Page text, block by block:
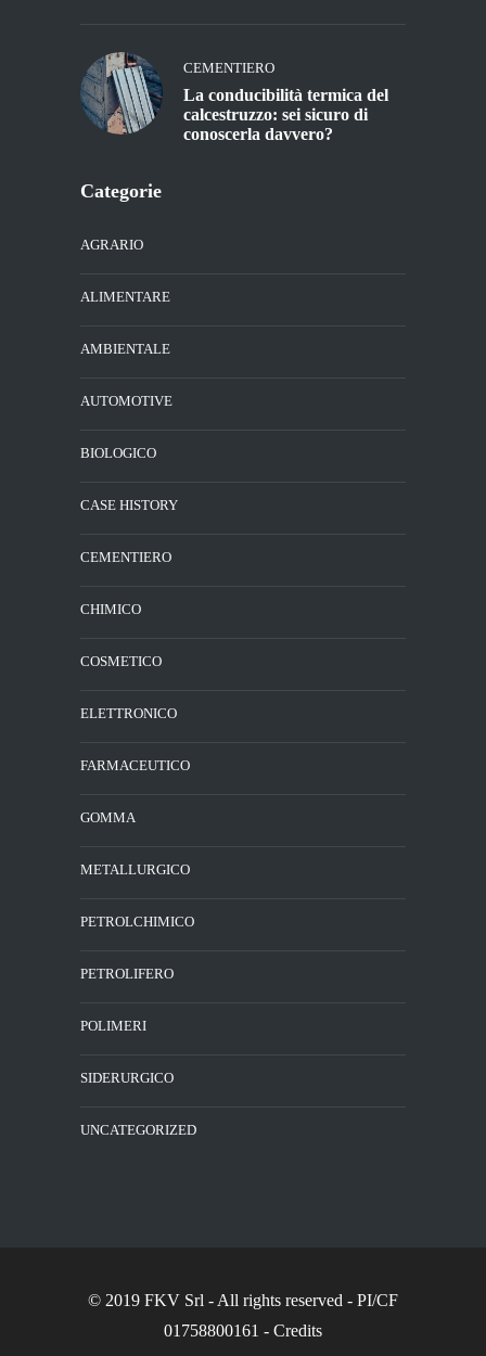
CEMENTIERO
La conducibilità termica del
calcestruzzo: sei sicuro di
conoscerla davvero?
Categorie
AGRARIO
ALIMENTARE
AMBIENTALE
AUTOMOTIVE
BIOLOGICO
CASE HISTORY
CEMENTIERO
CHIMICO
COSMETICO
ELETTRONICO
FARMACEUTICO
GOMMA
METALLURGICO
PETROLCHIMICO
PETROLIFERO
POLIMERI
SIDERURGICO
UNCATEGORIZED
© 2019 FKV Srl - All rights reserved - PI/CF
01758800161 - Credits